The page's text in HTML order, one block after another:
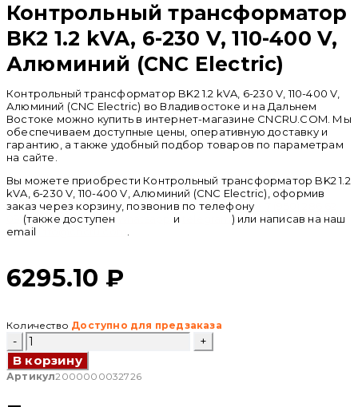
Контрольный трансформатор
BK2 1.2 kVA, 6-230 V, 110-400 V,
Алюминий (CNC Electric)
Контрольный трансформатор BK2 1.2 kVA, 6-230 V, 110-400 V,
Алюминий (CNC Electric) во Владивостоке и на Дальнем
Востоке можно купить в интернет-магазине CNCRU.COM. Мы
обеспечиваем доступные цены, оперативную доставку и
гарантию, а также удобный подбор товаров по параметрам
на сайте.
Вы можете приобрести Контрольный трансформатор BK2 1.2
kVA, 6-230 V, 110-400 V, Алюминий (CNC Electric), оформив
заказ через корзину, позвонив по телефону
(также доступен и
) или написав на наш
email
6295.10 ₽
Количество Доступно для предзаказа
Количество
товара
Контрольный
трансформатор
В корзину
Артикул2000000032726